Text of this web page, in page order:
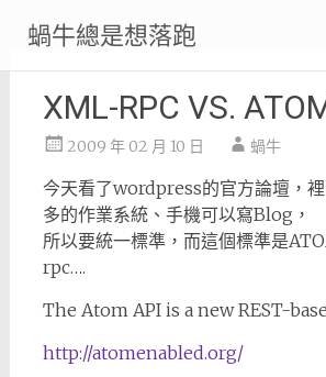
content
蝸牛總是想落跑
XML-RPC VS.
2009 年 02 月 10 日 蝸牛
今天看了wordpress的官方論壇，
多的作業系統、手機可以寫Blog，
所以要統一標準，而這個標準是
rpc….
The Atom API is a new REST-
http://atomenabled.org/